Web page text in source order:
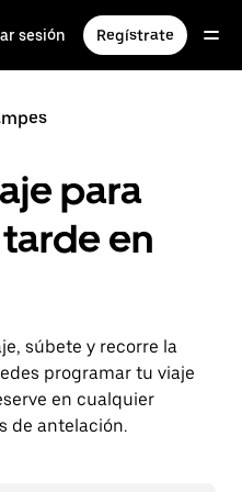
sesión Regístrate
para
en
súbete y recorre la
programar tu viaje
en cualquier
de antelación.